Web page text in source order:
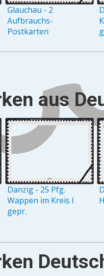
Glauchau - 2
Aufbrauchs-
Postkarten
aus
Danzig - 25 Pfg.
Wappen im Kreis I
gepr.